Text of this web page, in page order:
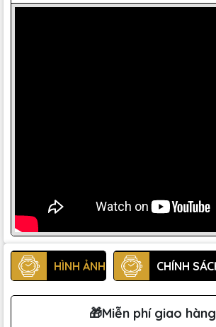
HÌNH ẢNH CHÍNH
🎁Miễn phí giao